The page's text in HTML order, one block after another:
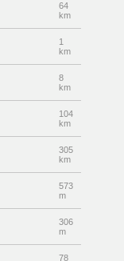
64
km
1
km
8
km
104
km
305
km
573
m
306
m
78